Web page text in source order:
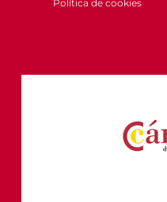
Política de cookies